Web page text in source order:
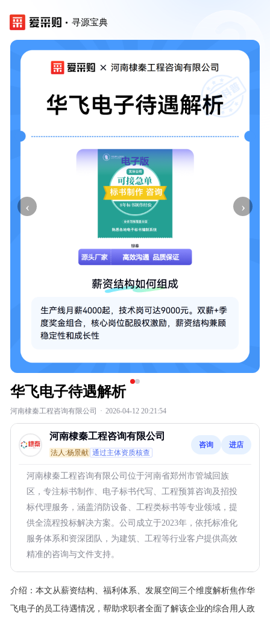
寻源宝典
‹ ›
华飞电子待遇解析
河南棣秦工程咨询有限公司 · 2026-04-12 20:21:54
河南棣秦工程咨询有限公司
法人:杨景献 通过主体资质核查
咨询 进店
河南棣秦工程咨询有限公司位于河南省郑州市管城回族
区，专注标书制作、电子标书代写、工程预算咨询及招投
标代理服务，涵盖消防设备、工程类标书等专业领域，提
供全流程投标解决方案。公司成立于2023年，依托标准化
服务体系和资深团队，为建筑、工程等行业客户提供高效
精准的咨询与文件支持。
介绍： 本文从薪资结构、福利体系、发展空间三个维度解析焦作华
飞电子的员工待遇情况，帮助求职者全面了解该企业的综合用人政